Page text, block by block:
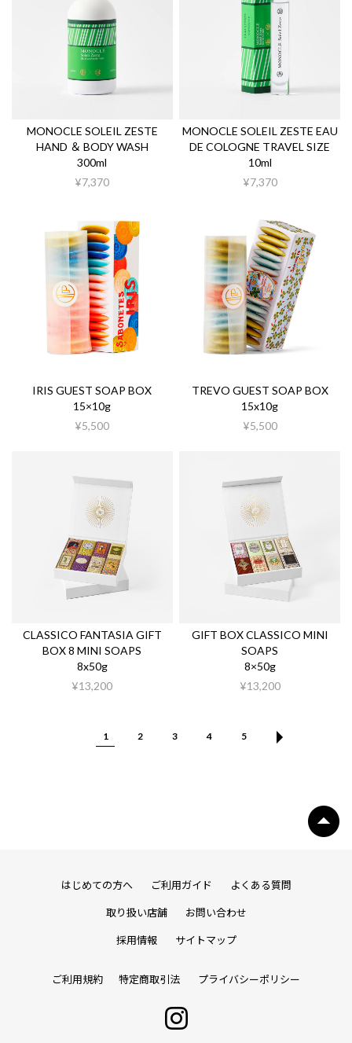
MONOCLE SOLEIL ZESTE
HAND ＆ BODY WASH
300ml
¥7,370
MONOCLE SOLEIL ZESTE EAU
DE COLOGNE TRAVEL SIZE
10ml
¥7,370
IRIS GUEST SOAP BOX
15×10g
¥5,500
TREVO GUEST SOAP BOX
15x10g
¥5,500
CLASSICO FANTASIA GIFT
BOX 8 MINI SOAPS
8x50g
¥13,200
GIFT BOX CLASSICO MINI
SOAPS
8×50g
¥13,200
1 2 3 4 5
はじめての方へ ご利用ガイド よくある質問
取り扱い店舗 お問い合わせ
採用情報 サイトマップ
ご利用規約 特定商取引法 プライバシーポリシー